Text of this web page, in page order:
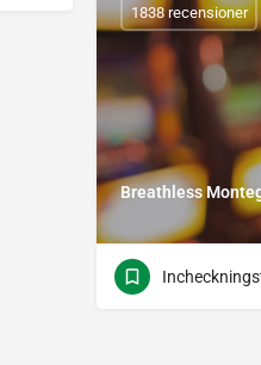
Breathless
1838 recensioner